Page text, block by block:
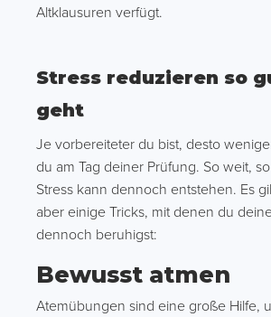
Altklausuren verfügt.
Stress reduzieren so
geht
Je vorbereiteter du bist, desto
du am Tag deiner Prüfung. So weit,
Stress kann dennoch entstehen. Es
aber einige Tricks, mit denen du
dennoch beruhigst:
Bewusst atmen
Atemübungen sind eine große Hilfe,